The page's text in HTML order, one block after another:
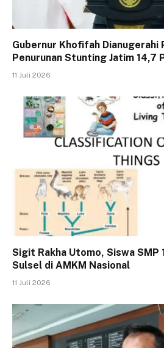
Gubernur Khofifah Dianugerahi
Penurunan Stunting Jatim 14,7
11 Juli 2026
Sigit Rakha Utomo, Siswa SMP
Sulsel di AMKM Nasional
11 Juli 2026